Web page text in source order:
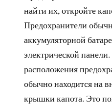
найти их, откройте
Предохранители
аккумуляторной
электрической
расположения
обычно находится на
крышки капота. Это